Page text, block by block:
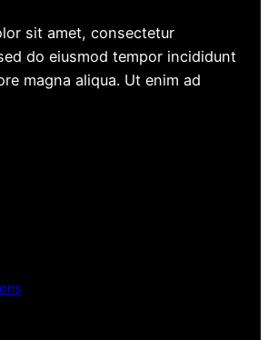
sit amet, consectetur
do eiusmod tempor incididunt
magna aliqua. Ut enim ad